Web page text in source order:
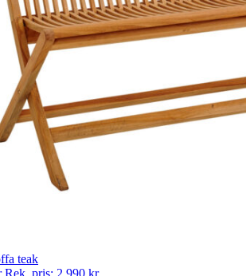
teak
Rek. pris: 2 990 kr